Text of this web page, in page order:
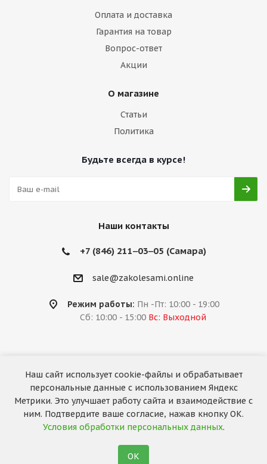
Оплата и доставка
Гарантия на товар
Вопрос-ответ
Акции
О магазине
Статьи
Политика
Будьте всегда в курсе!
Наши контакты
+7 (846) 211‒03‒05 (Самара)
sale@zakolesami.online
Режим работы: Пн -Пт: 10:00 - 19:00
Сб: 10:00 - 15:00 Вс: Выходной
2026 © «За колёсами.Online»
Запуск сайта —RuMaster
Наш сайт использует cookie-файлы и обрабатывает
персональные данные с использованием Яндекс
Метрики. Это улучшает работу сайта и взаимодействие с
ним. Подтвердите ваше согласие, нажав кнопку ОК.
Условия обработки персональных данных.
ОК